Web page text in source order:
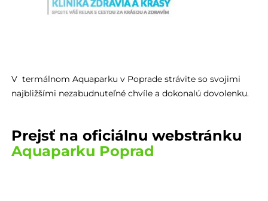
V termálnom Aquaparku v Poprade strávite so svojimi
najbližšími nezabudnuteľné chvíle a dokonalú dovolenku.
Prejsť na oficiálnu webstránku
Aquaparku Poprad